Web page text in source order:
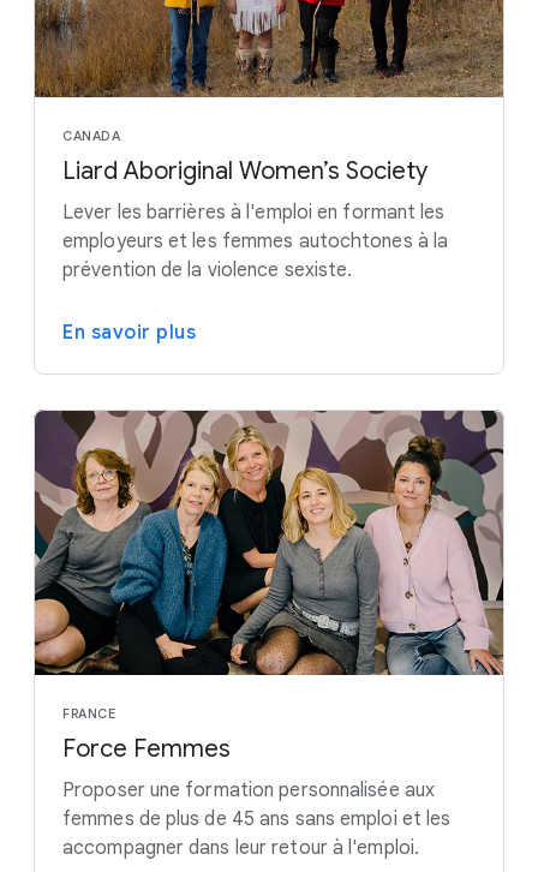
CANADA
Liard Aboriginal Women’s Society
Lever les barrières à l'emploi en formant les
employeurs et les femmes autochtones à la
prévention de la violence sexiste.
En savoir plus
FRANCE
Force Femmes
Proposer une formation personnalisée aux
femmes de plus de 45 ans sans emploi et les
accompagner dans leur retour à l'emploi.